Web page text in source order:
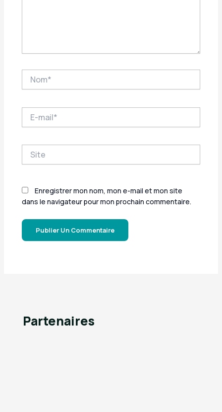
mail*
Enregistrer mon nom, mon e-mail et mon site
dans le navigateur pour mon prochain commentaire.
Partenaires